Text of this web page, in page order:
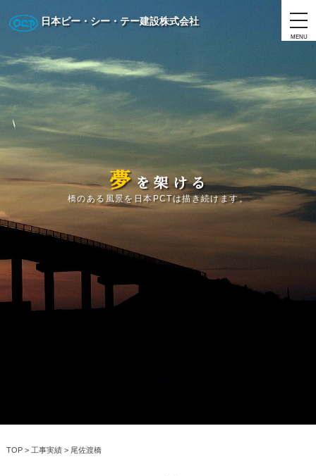
日本ピー・シー・テー建設株式会社
MENU
夢 を 架 け る
橋のある風景を日本PCTは描き続けます。
TOP> 工事実績> 尾佐渡橋